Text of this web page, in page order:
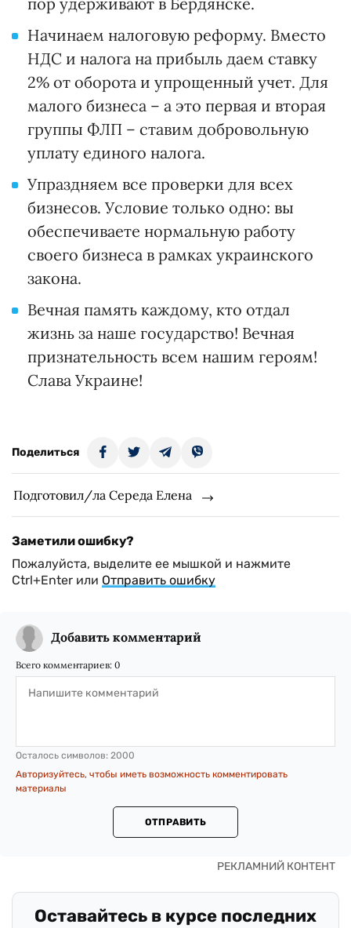
Начинаем налоговую реформу. Вместо
НДС и налога на прибыль даем ставку
2% от оборота и упрощенный учет. Для
малого бизнеса – а это первая и вторая
группы ФЛП – ставим добровольную
уплату единого налога.
Упраздняем все проверки для всех
бизнесов. Условие только одно: вы
обеспечиваете нормальную работу
своего бизнеса в рамках украинского
закона.
Вечная память каждому, кто отдал
жизнь за наше государство! Вечная
признательность всем нашим героям!
Слава Украине!
Поделиться
Подготовил/ла Середа Елена
Заметили ошибку?
Пожалуйста, выделите ее мышкой и нажмите
Ctrl+Enter или Отправить ошибку
Добавить комментарий
Всего комментариев: 0
Осталось символов: 2000
Авторизуйтесь, чтобы иметь возможность комментировать
материалы
ОТПРАВИТЬ
Оставайтесь в курсе последних